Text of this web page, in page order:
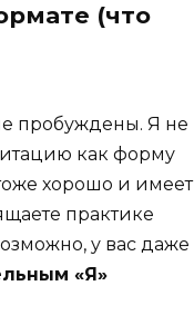
(что
пробуждены. Я не
как форму
хорошо и имеет
практике
у вас даже
«Я»